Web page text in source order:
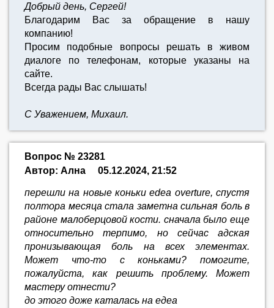
Добрый день, Сергей!
Благодарим Вас за обращение в нашу
компанию!
Просим подобные вопросы решать в живом
диалоге по телефонам, которые указаны на
сайте.
Всегда рады Вас слышать!
С Уважением, Михаил.
Вопрос № 23281
Автор: Ална
05.12.2024, 21:52
перешли на новые коньки edea overture, спустя
полтора месяца стала заметна сильная боль в
районе малоберцовой кости. сначала было еще
относительно терпимо, но сейчас адская
пронизывающая боль на всех элементах.
Может что-то с коньками? помогите,
пожалуйста, как решить проблему. Может
мастеру отнести?
до этого доже каталась на едеа